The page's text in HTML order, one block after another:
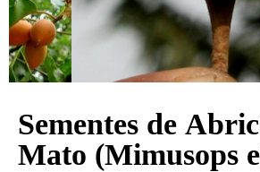
Sementes de
Mato (Mimusops